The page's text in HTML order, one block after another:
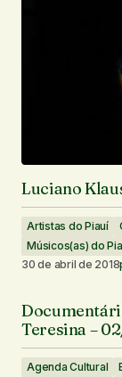
Luciano
Artistas do Piauí
Músicos(as) do
30 de abril de 2018
Teresina –
Agenda Cultural